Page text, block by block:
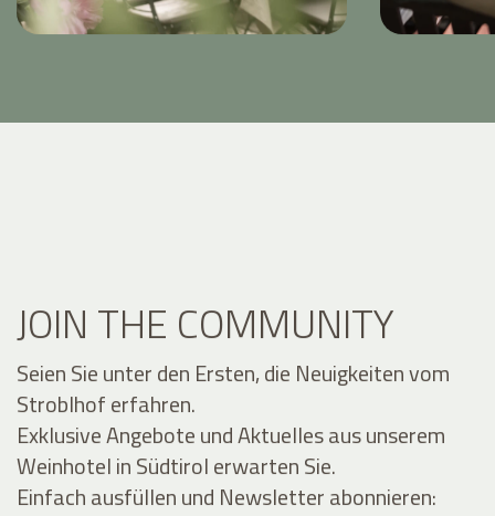
JOIN THE COMMUNITY
Seien Sie unter den Ersten, die Neuigkeiten vom
Stroblhof erfahren.
Exklusive Angebote und Aktuelles aus unserem
Weinhotel in Südtirol erwarten Sie.
Einfach ausfüllen und Newsletter abonnieren: